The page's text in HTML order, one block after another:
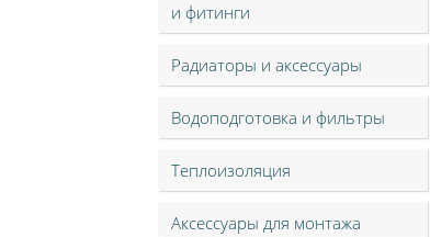
и фитинги
Радиаторы и аксессуары
Водоподготовка и фильтры
Теплоизоляция
Аксессуары для монтажа